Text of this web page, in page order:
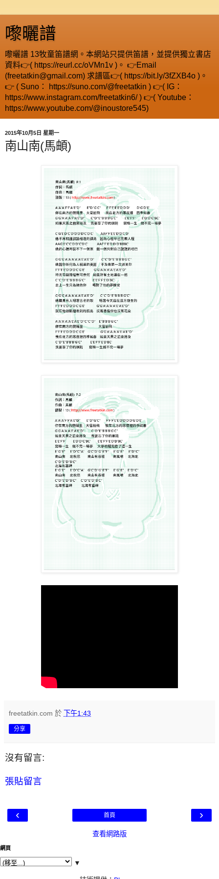
嚟曬譜
嚟曬譜 13牧童笛譜網。本網站只提供笛譜，並提供獨立書店
資料👉( https://reurl.cc/oVMn1v )。 👉Email
(freetatkin@gmail.com) 求譜區👉( https://bit.ly/3fZXB4o )。
👉 ( Suno： https://suno.com/@freetatkin ) 👉( IG：
https://www.instagram.com/freetatkin6/ ) 👉( Youtube：
https://www.youtube.com/@inoustore545)
2015年10月5日 星期一
南山南(馬頔)
freetatkin.com 於 下午1:43
分享
沒有留言:
張貼留言
‹ ›
首頁
查看網路版
網頁
▼